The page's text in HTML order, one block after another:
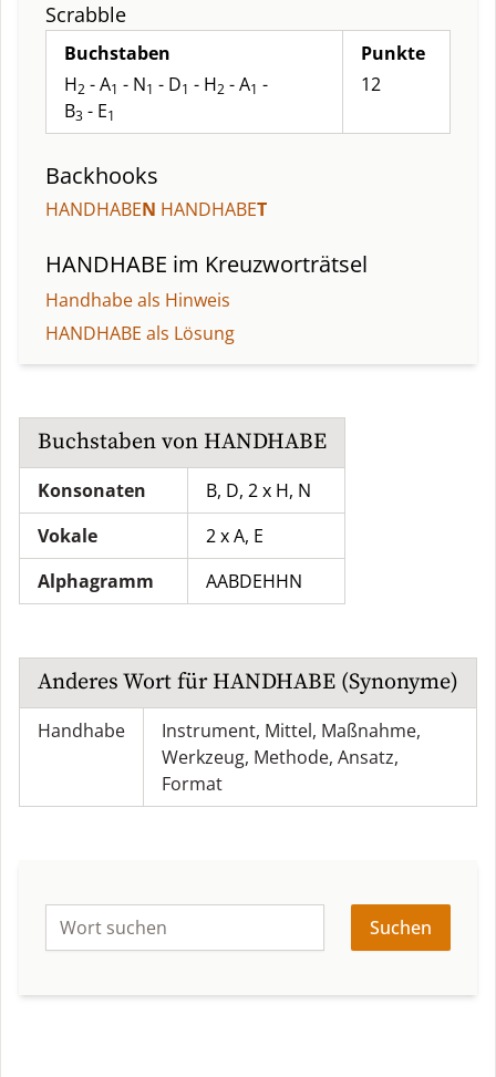
Scrabble
Buchstaben
H2 - A1 - N1 - D1 - H2 - A1 -
B3 - E1
Punkte
12
Backhooks
HANDHABEN HANDHABET
HANDHABE im Kreuzworträtsel
Handhabe als Hinweis
HANDHABE als Lösung
Buchstaben von HANDHABE
Konsonaten
B, D, 2 x H, N
Vokale
2 x A, E
Alphagramm
AABDEHHN
Anderes Wort fürHANDHABE (Synonyme)
Handhabe Instrument, Mittel, Maßnahme,
Werkzeug, Methode, Ansatz,
Format
Suchen